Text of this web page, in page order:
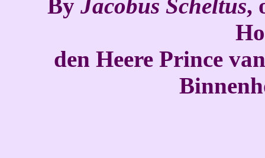
By Jacobus Scheltus,
den Heere Prince